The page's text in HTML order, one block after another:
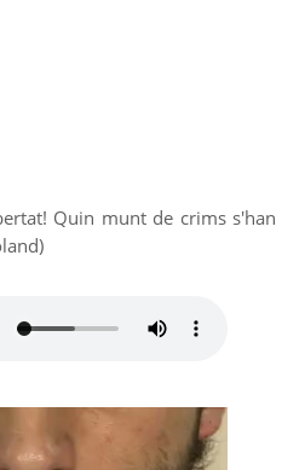
Quin munt de crims s'han